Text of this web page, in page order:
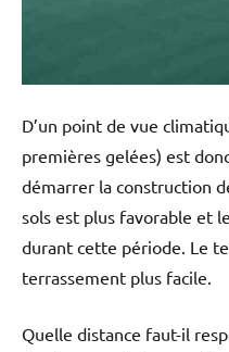
D’un point de vue
premières gelées) est
démarrer la construction
sols est plus favorable et
durant cette période. Le
terrassement plus facile.
Quelle distance faut-il